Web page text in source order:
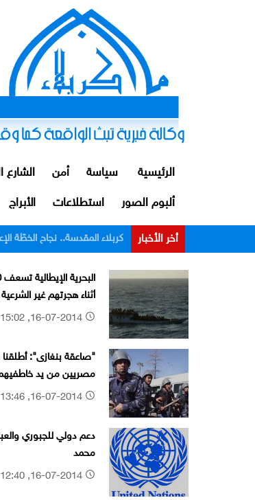
الرئيسية سياسة أمن الشارع
ألبوم الصور استطلاعات الأبراج
أخر الأخبار الداخلية: توقيف ضابط
أثناء هجرتهم غير
مصريين من يد
دعم دولي للجبوري
محمد